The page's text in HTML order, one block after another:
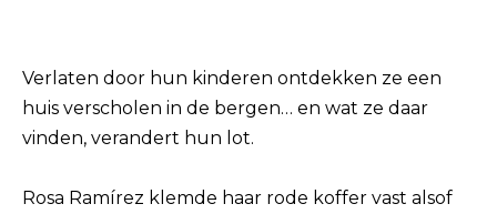
Verlaten door hun kinderen ontdekken ze een
huis verscholen in de bergen… en wat ze daar
vinden, verandert hun lot.
Rosa Ramírez klemde haar rode koffer vast alsof